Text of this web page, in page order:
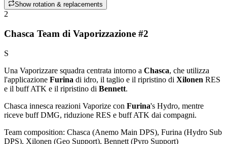
Show rotation & replacements
2
Chasca Team di Vaporizzazione #2
S
Una Vaporizzare squadra centrata intorno a Chasca, che utilizza
l'applicazione Furina di idro, il taglio e il ripristino di Xilonen RES
e il buff ATK e il ripristino di Bennett.
Chasca innesca reazioni Vaporize con Furina's Hydro, mentre
riceve buff DMG, riduzione RES e buff ATK dai compagni.
Team composition: Chasca (Anemo Main DPS), Furina (Hydro Sub
DPS), Xilonen (Geo Support), Bennett (Pyro Support)